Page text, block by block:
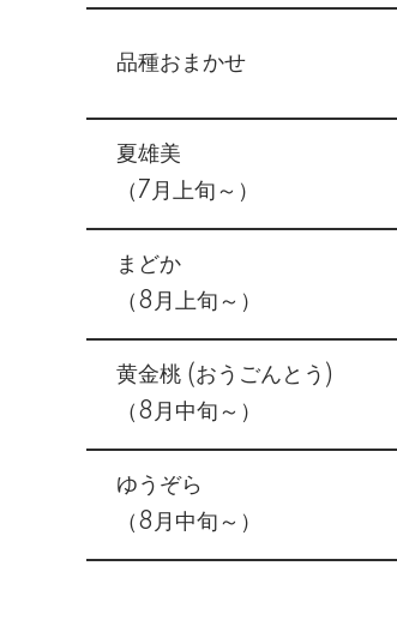
品種おまかせ
夏雄美
（7月上旬～）
まどか
（8月上旬～）
黄金桃 (おうごんとう)
（8月中旬～）
ゆうぞら
（8月中旬～）